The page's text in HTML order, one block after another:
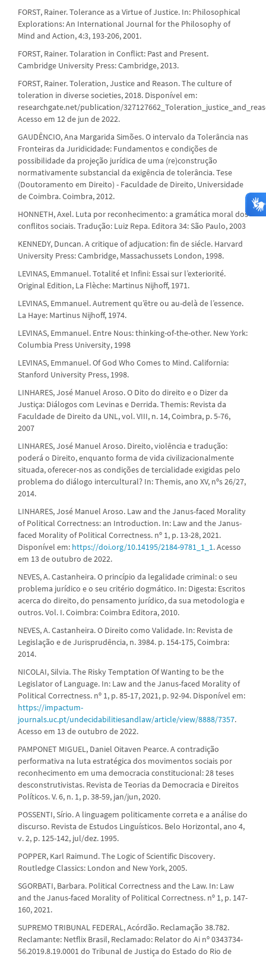
FORST, Rainer. Tolerance as a Virtue of Justice. In: Philosophical
Explorations: An International Journal for the Philosophy of
Mind and Action, 4:3, 193-206, 2001.
FORST, Rainer. Tolaration in Conflict: Past and Present.
Cambridge University Press: Cambridge, 2013.
FORST, Rainer. Toleration, Justice and Reason. The culture of
toleration in diverse societies, 2018. Disponível em:
researchgate.net/publication/
Acesso em 12 de jun de 2022.
GAUDÊNCIO, Ana Margarida Simões. O intervalo da Tolerância nas
Fronteiras da Juridicidade: Fundamentos e condições de
possibilidade da projeção jurídica de uma (re)construção
normativamente substancial da exigência de tolerância. Tese
(Doutoramento em Direito) - Faculdade de Direito, Universidade
de Coimbra. Coimbra, 2012.
HONNETH, Axel. Luta por reconhecimento: a gramática moral dos
conflitos sociais. Tradução: Luiz Repa. Editora 34: São Paulo, 2003
KENNEDY, Duncan. A critique of adjucation: fin de siécle. Harvard
University Press: Cambridge, Massachussets London, 1998.
LEVINAS, Emmanuel. Totalité et Infini: Essai sur l’exteriorité.
Original Edition, La Flèche: Martinus Nijhoff, 1971.
LEVINAS, Emmanuel. Autrement qu’être ou au-delà de l’essence.
La Haye: Martinus Nijhoff, 1974.
LEVINAS, Emmanuel. Entre Nous: thinking-of-the-other. New York:
Columbia Press University, 1998
LEVINAS, Emmanuel. Of God Who Comes to Mind. California:
Stanford University Press, 1998.
LINHARES, José Manuel Aroso. O Dito do direito e o Dizer da
Justiça: Diálogos com Levinas e Derrida. Themis: Revista da
Faculdade de Direito da UNL, vol. VIII, n. 14, Coimbra, p. 5-76,
2007
LINHARES, José Manuel Aroso. Direito, violência e tradução:
poderá o Direito, enquanto forma de vida civilizacionalmente
situada, oferecer-nos as condições de tercialidade exigidas pelo
problema do diálogo intercultural? In: Themis, ano XV, nºs 26/27,
2014.
LINHARES, José Manuel Aroso. Law and the Janus-faced Morality
of Political Correctness: an Introduction. In: Law and the Janus-
faced Morality of Political Correctness. nº 1, p. 13-28, 2021.
Disponível em: https://doi.org/10.14195/2184-9781_1_1. Acesso
em 13 de outubro de 2022.
NEVES, A. Castanheira. O princípio da legalidade criminal: o seu
problema jurídico e o seu critério dogmático. In: Digesta: Escritos
acerca do direito, do pensamento jurídico, da sua metodologia e
outros. Vol. I. Coimbra: Coimbra Editora, 2010.
NEVES, A. Castanheira. O Direito como Validade. In: Revista de
Legislação e de Jurisprudência, n. 3984. p. 154-175, Coimbra:
2014.
NICOLAI, Silvia. The Risky Temptation Of Wanting to be the
Legislator of Language. In: Law and the Janus-faced Morality of
Political Correctness. nº 1, p. 85-17, 2021, p. 92-94. Disponível em:
https://impactum-
journals.uc.pt/undecidabilitiesandlaw/article/view/8888/7357.
Acesso em 13 de outubro de 2022.
PAMPONET MIGUEL, Daniel Oitaven Pearce. A contradição
performativa na luta estratégica dos movimentos sociais por
reconhecimento em uma democracia constitucional: 28 teses
desconstrutivistas. Revista de Teorias da Democracia e Direitos
Políticos. V. 6, n. 1, p. 38-59, jan/jun, 2020.
POSSENTI, Sírio. A linguagem politicamente correta e a análise do
discurso. Revista de Estudos Linguísticos. Belo Horizontal, ano 4,
v. 2, p. 125-142, jul/dez. 1995.
POPPER, Karl Raimund. The Logic of Scientific Discovery.
Routledge Classics: London and New York, 2005.
SGORBATI, Barbara. Political Correctness and the Law. In: Law
and the Janus-faced Morality of Political Correctness. nº 1, p. 147-
160, 2021.
SUPREMO TRIBUNAL FEDERAL, Acórdão. Reclamação 38.782.
Reclamante: Netflix Brasil, Reclamado: Relator do Ai nº 0343734-
56.2019.8.19.0001 do Tribunal de Justiça do Estado do Rio de